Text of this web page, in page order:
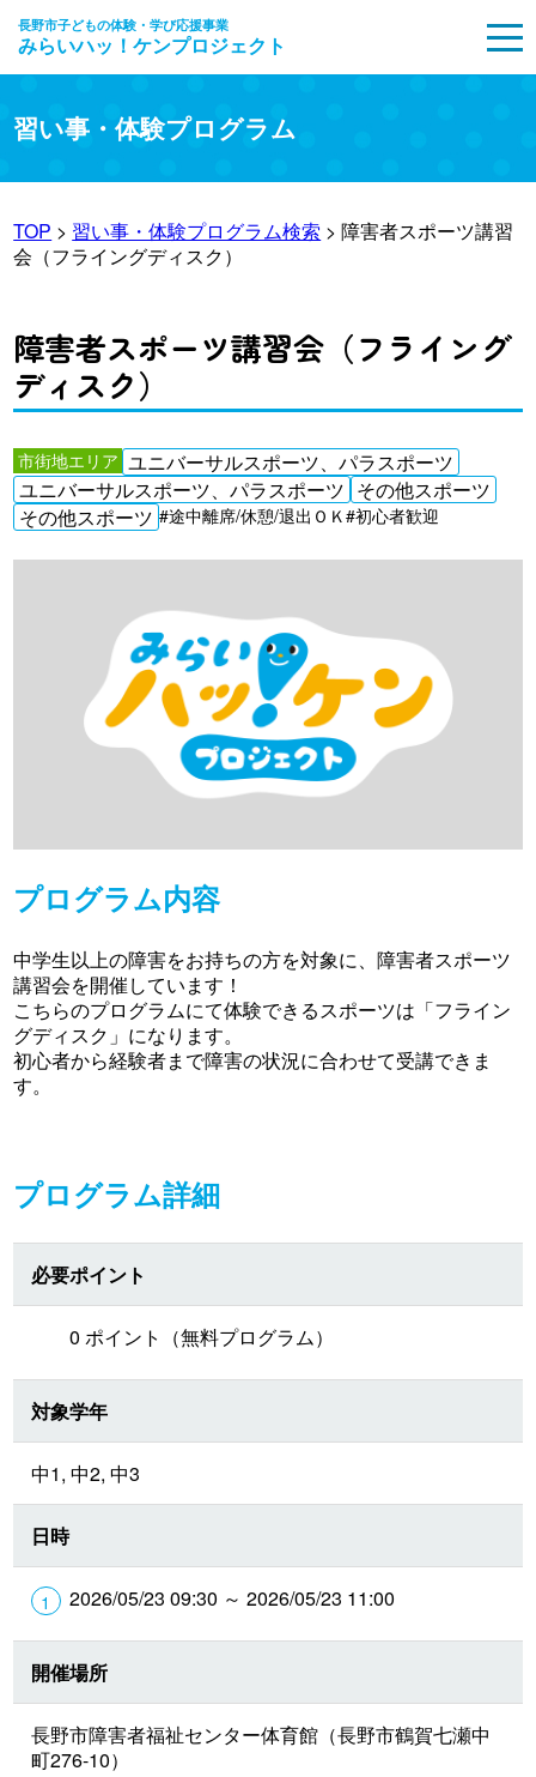
長野市子どもの体験・学び応援事業
みらいハッ！ケンプロジェクト
習い事・体験プログラム
TOP > 習い事・体験プログラム検索 > 障害者スポーツ講習
会（フライングディスク）
障害者スポーツ講習会（フライング
ディスク）
市街地エリア ユニバーサルスポーツ、パラスポーツ
ユニバーサルスポーツ、パラスポーツ その他スポーツ
その他スポーツ #途中離席/休憩/退出ＯＫ#初心者歓迎
プログラム内容
中学生以上の障害をお持ちの方を対象に、障害者スポーツ
講習会を開催しています！
こちらのプログラムにて体験できるスポーツは「フライン
グディスク」になります。
初心者から経験者まで障害の状況に合わせて受講できま
す。
プログラム詳細
必要ポイント
0 ポイント（無料プログラム）
対象学年
中1, 中2, 中3
日時
2026/05/23 09:30 ～ 2026/05/23 11:00
開催場所
長野市障害者福祉センター体育館（長野市鶴賀七瀬中
町276-10）